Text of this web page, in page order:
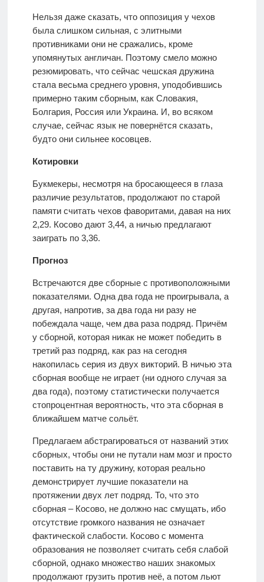
Нельзя даже сказать, что оппозиция у чехов
была слишком сильная, с элитными
противниками они не сражались, кроме
упомянутых англичан. Поэтому смело можно
резюмировать, что сейчас чешская дружина
стала весьма среднего уровня, уподобившись
примерно таким сборным, как Словакия,
Болгария, Россия или Украина. И, во всяком
случае, сейчас язык не повернётся сказать,
будто они сильнее косовцев.
Котировки
Букмекеры, несмотря на бросающееся в глаза
различие результатов, продолжают по старой
памяти считать чехов фаворитами, давая на них
2,29. Косово дают 3,44, а ничью предлагают
заиграть по 3,36.
Прогноз
Встречаются две сборные с противоположными
показателями. Одна два года не проигрывала, а
другая, напротив, за два года ни разу не
побеждала чаще, чем два раза подряд. Причём
у сборной, которая никак не может победить в
третий раз подряд, как раз на сегодня
накопилась серия из двух викторий. В ничью эта
сборная вообще не играет (ни одного случая за
два года), поэтому статистически получается
стопроцентная вероятность, что эта сборная в
ближайшем матче сольёт.
Предлагаем абстрагироваться от названий этих
сборных, чтобы они не путали нам мозг и просто
поставить на ту дружину, которая реально
демонстрирует лучшие показатели на
протяжении двух лет подряд. То, что это
сборная – Косово, не должно нас смущать, ибо
отсутствие громкого названия не означает
фактической слабости. Косово с момента
образования не позволяет считать себя слабой
сборной, однако множество наших знакомых
продолжают грузить против неё, а потом льют